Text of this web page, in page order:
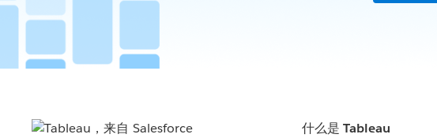
什么是 Tableau